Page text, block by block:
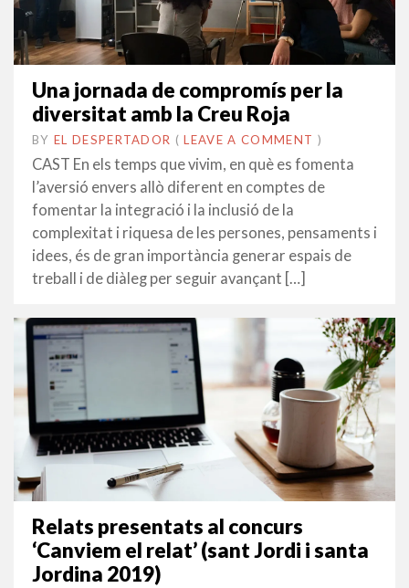
Una jornada de compromís per la
diversitat amb la Creu Roja
BY EL DESPERTADOR ON
6
NOVEMBRE
•(LEAVE A COMMENT )
CAST En els temps que vivim, en què es fomenta
l’aversió envers allò diferent en comptes de
fomentar la integració i la inclusió de la
complexitat i riquesa de les persones, pensaments i
idees, és de gran importància generar espais de
treball i de diàleg per seguir avançant […]
Relats presentats al concurs
‘Canviem el relat’ (sant Jordi i santa
Jordina 2019)